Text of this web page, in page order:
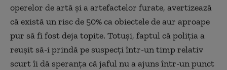
operelor de artă și a artefactelor furate, avertizează
că există un risc de 50% ca obiectele de aur aproape
pur să fi fost deja topite. Totuși, faptul că poliția a
reușit să-i prindă pe suspecți într-un timp relativ
scurt îi dă speranța că jaful nu a ajuns într-un punct